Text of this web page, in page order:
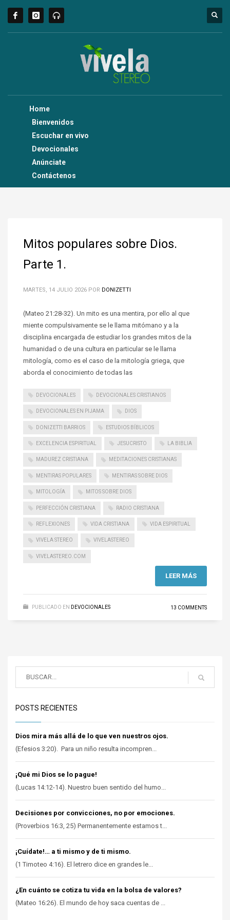
Home
Bienvenidos
Escuchar en vivo
Devocionales
Anúnciate
Contáctenos
Mitos populares sobre Dios.
Parte 1.
MARTES, 14 JULIO 2026 POR DONIZETTI
(Mateo 21:28-32). Un mito es una mentira, por ello al que
miente compulsivamente se le llama mitómano y a la
disciplina encargada de estudiar los grandes mitos de la
humanidad o de una cultura en particular se le llama
mitología, como es el caso de la mitología griega, que
aborda el conocimiento de todas las
DEVOCIONALES DEVOCIONALES CRISTIANOS
DEVOCIONALES EN PIJAMA DIOS
DONIZETTI BARRIOS ESTUDIOS BÍBLICOS
EXCELENCIA ESPIRITUAL JESUCRISTO LA BIBLIA
MADUREZ CRISTIANA MEDITACIONES CRISTIANAS
MENTIRAS POPULARES MENTIRAS SOBRE DIOS
MITOLOGÍA MITOS SOBRE DIOS
PERFECCIÓN CRISTIANA RADIO CRISTIANA
REFLEXIONES VIDA CRISTIANA VIDA ESPIRITUAL
VIVELA STEREO VIVELASTEREO
VIVELASTEREO.COM
LEER MÁS
PUBLICADO EN DEVOCIONALES 13 COMMENTS
POSTS RECIENTES
Dios mira más allá de lo que ven nuestros ojos.
(Efesios 3:20). Para un niño resulta incompren...
¡Qué mi Dios se lo pague!
(Lucas 14:12-14). Nuestro buen sentido del humo...
Decisiones por convicciones, no por emociones.
(Proverbios 16:3, 25) Permanentemente estamos t...
¡Cuídate!… a ti mismo y de ti mismo.
(1 Timoteo 4:16). El letrero dice en grandes le...
¿En cuánto se cotiza tu vida en la bolsa de valores?
(Mateo 16:26). El mundo de hoy saca cuentas de ...